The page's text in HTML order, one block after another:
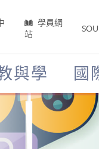
學員網
站
與學 國